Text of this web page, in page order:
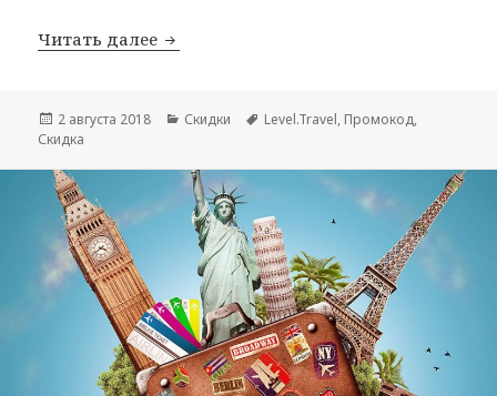
Читать далее Промокод от Level.Travel на 1000
Опубликовано
2 августа 2018 Рубрики
Скидки Метки
Level.Travel, Промокод,
Скидка